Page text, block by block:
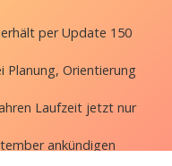
per Update 150
Planung, Orientierung
Laufzeit jetzt nur
ankündigen